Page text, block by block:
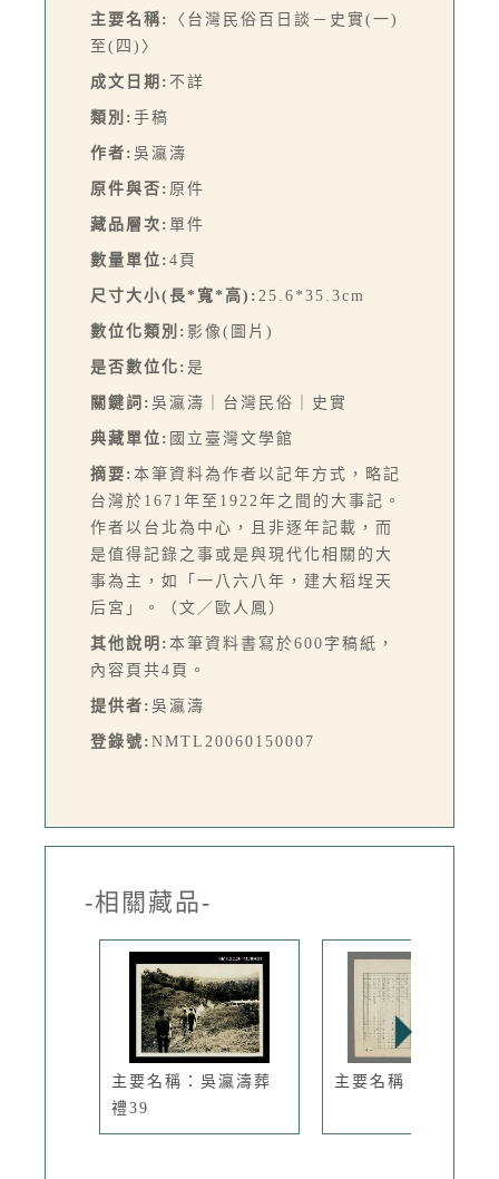
主要名稱:
〈台灣民俗百日談－史實(一)
至(四)〉
成文日期: 不詳
類別: 手稿
作者: 吳瀛濤
原件與否: 原件
藏品層次: 單件
數量單位: 4頁
尺寸大小(長*寬*高): 25.6*35.3cm
數位化類別: 影像(圖片)
是否數位化: 是
關鍵詞: 吳瀛濤｜台灣民俗｜史實
典藏單位: 國立臺灣文學館
摘要: 本筆資料為作者以記年方式，略記
台灣於1671年至1922年之間的大事記。
作者以台北為中心，且非逐年記載，而
是值得記錄之事或是與現代化相關的大
事為主，如「一八六八年，建大稻埕天
后宮」。（文／歐人鳳）
其他說明: 本筆資料書寫於600字稿紙，
內容頁共4頁。
提供者: 吳瀛濤
登錄號: NMTL20060150007
-相關藏品-
主要名稱：吳瀛濤葬
禮39
主要名稱：格言集